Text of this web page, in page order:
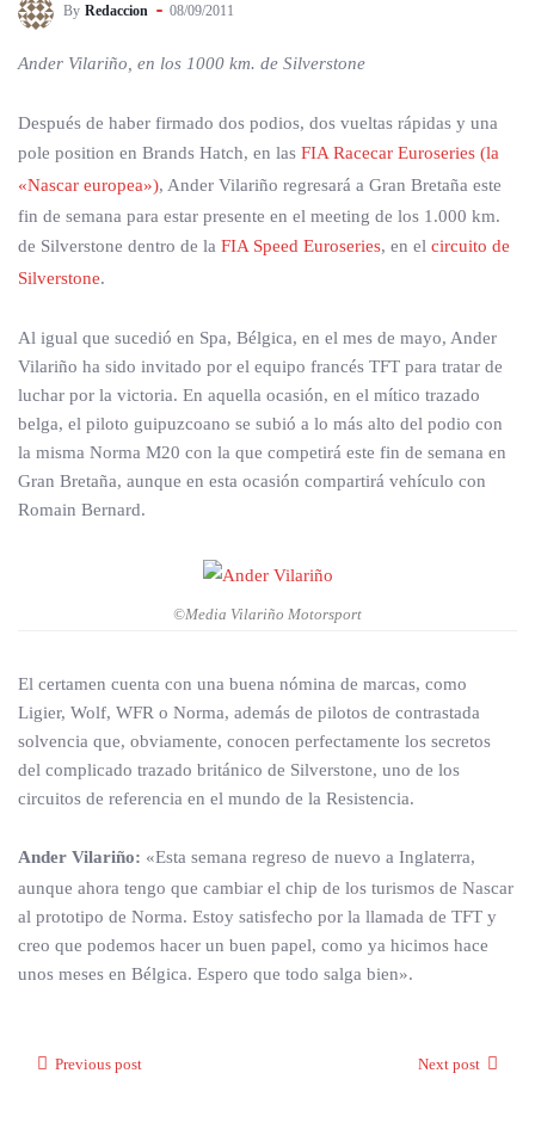
By Redaccion 08/09/2011
Ander Vilariño, en los 1000 km. de Silverstone
Después de haber firmado dos podios, dos vueltas rápidas y una
pole position en Brands Hatch, en las FIA Racecar Euroseries (la
«Nascar europea»), Ander Vilariño regresará a Gran Bretaña este
fin de semana para estar presente en el meeting de los 1.000 km.
de Silverstone dentro de la FIA Speed Euroseries, en el circuito de
Silverstone.
Al igual que sucedió en Spa, Bélgica, en el mes de mayo, Ander
Vilariño ha sido invitado por el equipo francés TFT para tratar de
luchar por la victoria. En aquella ocasión, en el mítico trazado
belga, el piloto guipuzcoano se subió a lo más alto del podio con
la misma Norma M20 con la que competirá este fin de semana en
Gran Bretaña, aunque en esta ocasión compartirá vehículo con
Romain Bernard.
©Media Vilariño Motorsport
El certamen cuenta con una buena nómina de marcas, como
Ligier, Wolf, WFR o Norma, además de pilotos de contrastada
solvencia que, obviamente, conocen perfectamente los secretos
del complicado trazado británico de Silverstone, uno de los
circuitos de referencia en el mundo de la Resistencia.
Ander Vilariño: «Esta semana regreso de nuevo a Inglaterra,
aunque ahora tengo que cambiar el chip de los turismos de Nascar
al prototipo de Norma. Estoy satisfecho por la llamada de TFT y
creo que podemos hacer un buen papel, como ya hicimos hace
unos meses en Bélgica. Espero que todo salga bien».
Previous post Next post